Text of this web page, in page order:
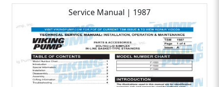
Service Manual | 1987